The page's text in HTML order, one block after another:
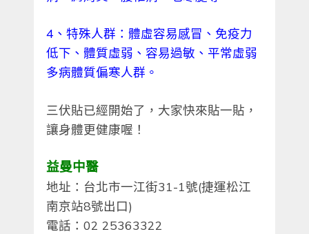
4 、特殊人群：體虛容易感冒、免疫力
低下、體質虛弱、容易過敏、平常虛弱
多病體質偏寒人群。
三伏貼已經開始了，大家快來貼一貼，
讓身體更健康喔！
益曼中醫
地址：台北市一江街31-1號(捷運松江
南京站8號出口)
電話：02 25363322